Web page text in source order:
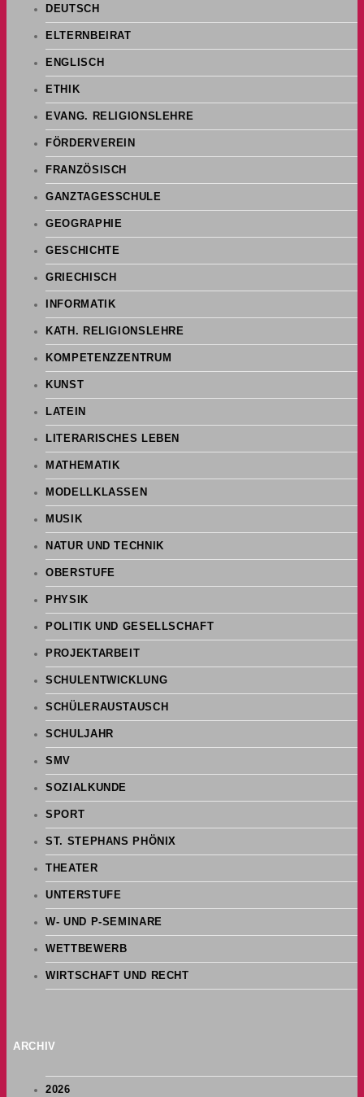
DEUTSCH
ELTERNBEIRAT
ENGLISCH
ETHIK
EVANG. RELIGIONSLEHRE
FÖRDERVEREIN
FRANZÖSISCH
GANZTAGESSCHULE
GEOGRAPHIE
GESCHICHTE
GRIECHISCH
INFORMATIK
KATH. RELIGIONSLEHRE
KOMPETENZZENTRUM
KUNST
LATEIN
LITERARISCHES LEBEN
MATHEMATIK
MODELLKLASSEN
MUSIK
NATUR UND TECHNIK
OBERSTUFE
PHYSIK
POLITIK UND GESELLSCHAFT
PROJEKTARBEIT
SCHULENTWICKLUNG
SCHÜLERAUSTAUSCH
SCHULJAHR
SMV
SOZIALKUNDE
SPORT
ST. STEPHANS PHÖNIX
THEATER
UNTERSTUFE
W- UND P-SEMINARE
WETTBEWERB
WIRTSCHAFT UND RECHT
ARCHIV
2026